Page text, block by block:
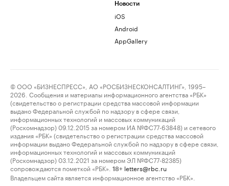
Новости
iOS
Android
AppGallery
© ООО «БИЗНЕСПРЕСС», АО «РОСБИЗНЕСКОНСАЛТИНГ», 1995–
2026. Сообщения и материалы информационного агентства «РБК»
(свидетельство о регистрации средства массовой информации
выдано Федеральной службой по надзору в сфере связи,
информационных технологий и массовых коммуникаций
(Роскомнадзор) 09.12.2015 за номером ИА №ФС77-63848) и сетевого
издания «РБК» (свидетельство о регистрации средства массовой
информации выдано Федеральной службой по надзору в сфере связи,
информационных технологий и массовых коммуникаций
(Роскомнадзор) 03.12.2021 за номером ЭЛ №ФС77-82385)
сопровождаются пометкой «РБК».
18+ letters@rbc.ru
Владельцем сайта является информационное агентство «РБК».